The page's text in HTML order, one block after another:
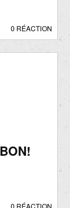
0 RÉACTION